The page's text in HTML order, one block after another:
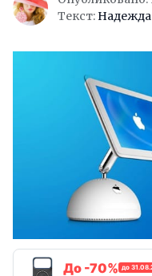
Текст:
До -70% до